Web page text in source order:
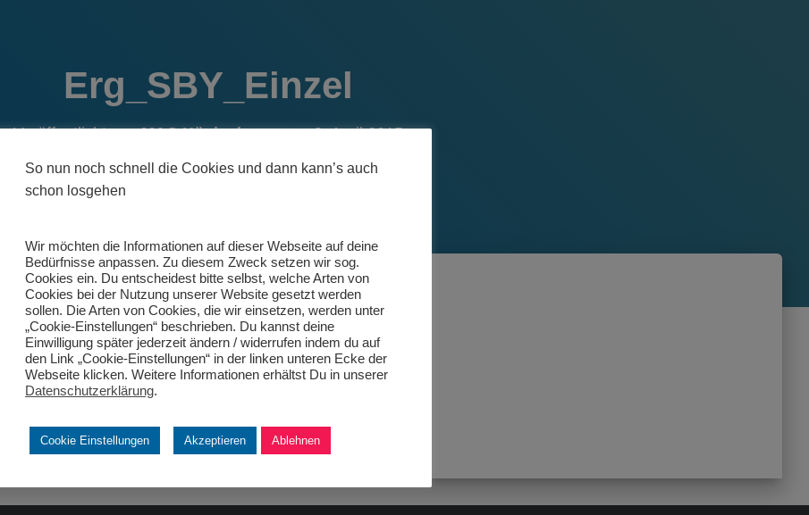
Erg_SBY_Einzel
Veröffentlicht vonMAC Königsbrunnam3. April 2015
So nun noch schnell die Cookies und dann kann’s auch
schon losgehen
Wir möchten die Informationen auf dieser Webseite auf deine
Bedürfnisse anpassen. Zu diesem Zweck setzen wir sog.
Cookies ein. Du entscheidest bitte selbst, welche Arten von
Cookies bei der Nutzung unserer Website gesetzt werden
sollen. Die Arten von Cookies, die wir einsetzen, werden unter
„Cookie-Einstellungen“ beschrieben. Du kannst deine
Einwilligung später jederzeit ändern / widerrufen indem du auf
den Link „Cookie-Einstellungen“ in der linken unteren Ecke der
Webseite klicken. Weitere Informationen erhältst Du in unserer
Datenschutzerklärung.
Cookie Einstellungen Akzeptieren Ablehnen